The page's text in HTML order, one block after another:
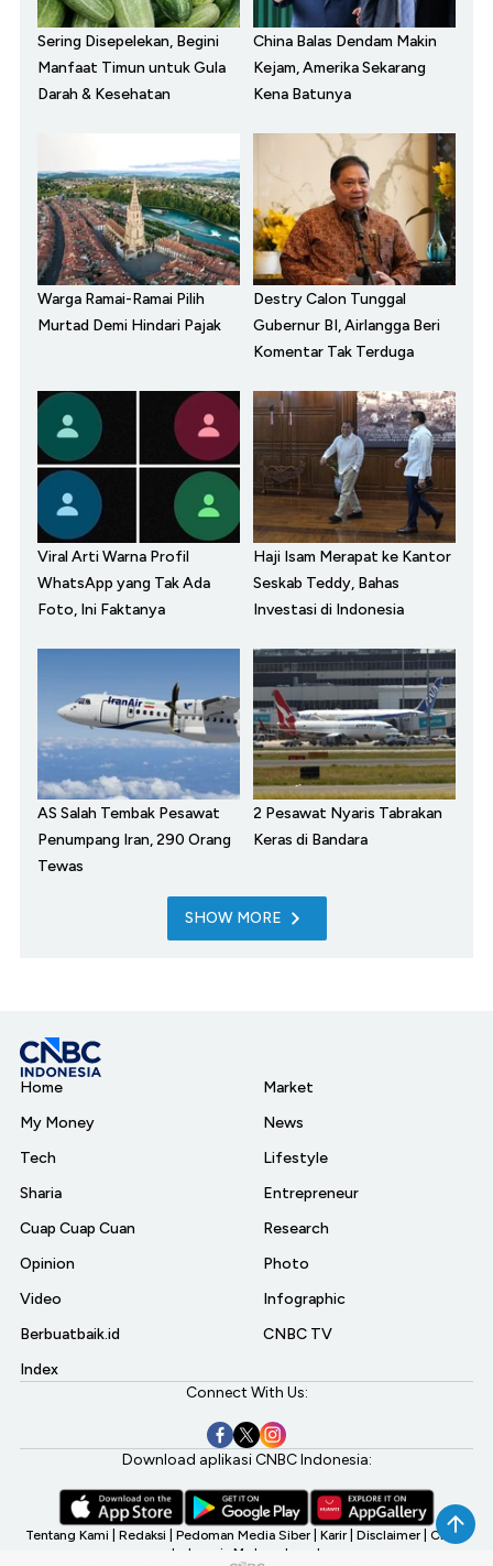
Sering Disepelekan, Begini
Manfaat Timun untuk Gula
Darah & Kesehatan
China Balas Dendam Makin
Kejam, Amerika Sekarang
Kena Batunya
Warga Ramai-Ramai Pilih
Murtad Demi Hindari Pajak
Destry Calon Tunggal
Gubernur BI, Airlangga Beri
Komentar Tak Terduga
Viral Arti Warna Profil
WhatsApp yang Tak Ada
Foto, Ini Faktanya
Haji Isam Merapat ke Kantor
Seskab Teddy, Bahas
Investasi di Indonesia
AS Salah Tembak Pesawat
Penumpang Iran, 290 Orang
Tewas
2 Pesawat Nyaris Tabrakan
Keras di Bandara
SHOW MORE
Home
My Money
Tech
Sharia
Cuap Cuap Cuan
Opinion
Video
Berbuatbaik.id
Index
Market
News
Lifestyle
Entrepreneur
Research
Photo
Infographic
CNBC TV
Connect With Us:
Download aplikasi CNBC Indonesia:
Tentang Kami Redaksi Pedoman Media Siber Karir Disclaimer CNBC
Indonesia My Investment